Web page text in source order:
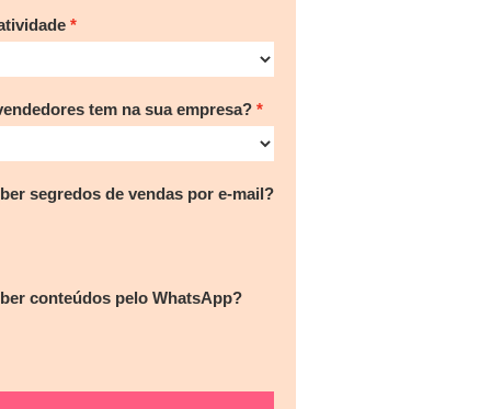
tem na sua empresa?
segredos de vendas por e-mail?
conteúdos pelo WhatsApp?